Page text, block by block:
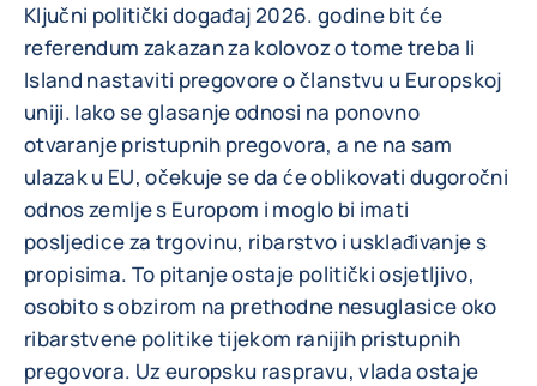
Ključni politički događaj 2026. godine bit će
referendum zakazan za kolovoz o tome treba li
Island nastaviti pregovore o članstvu u Europskoj
uniji. Iako se glasanje odnosi na ponovno
otvaranje pristupnih pregovora, a ne na sam
ulazak u EU, očekuje se da će oblikovati dugoročni
odnos zemlje s Europom i moglo bi imati
posljedice za trgovinu, ribarstvo i usklađivanje s
propisima. To pitanje ostaje politički osjetljivo,
osobito s obzirom na prethodne nesuglasice oko
ribarstvene politike tijekom ranijih pristupnih
pregovora. Uz europsku raspravu, vlada ostaje